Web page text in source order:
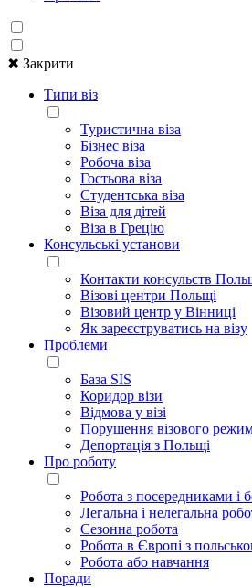
✖ Закрити
Типи віз
Туристична віза
Бізнес віза
Робоча віза
Гостьова віза
Студентська віза
Віза для дітей
Віза в Грецію
Консульські установи
Контакти консульств
Візові центри Польщі
Візовий центр у Вінниці
Як зареєструватись на візу
Проблеми
База SIS
Коридор візи
Відмова у візі
Порушення візового
Депортація з Польщі
Про роботу
Робота з посередниками і
Легальна і нелегальна
Сезонна робота
Робота в Європі з
Робота або навчання
Поради